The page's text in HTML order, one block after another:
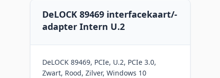
DeLOCK 89469 interfacekaart/-
adapter Intern U.2
DeLOCK 89469, PCIe, U.2, PCIe 3.0,
Zwart, Rood, Zilver, Windows 10